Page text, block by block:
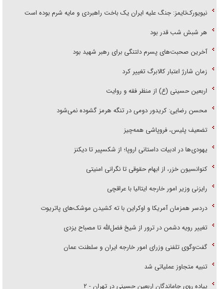
نیویورک‌تایمز: جنگ علیه ایران یک باخت راهبردی و مایه شرم بوده است
هر شبش شب قدر بود
آخرین صحبت‌های پسرم دلتنگی برای رهبر شهید بود
زمان شارژ اعتبار کالابرگ تغییر کرد
اربعین حسینی (ع) از منظر فقه و روایت
محسن رضایی: کریدور دومی در تنگه هرمز گشوده نمی‌شود
تضعیف پلیس، فروپاشی همه‌چیز
یهودی‌ها در ادبیات داستانی اروپا؛ از شکسپیر تا دیکنز
کنوانسیون خزر، از ابهام حقوقی تا نگرانی امنیتی
رایزنی وزیر امور خارجه ایتالیا با عراقچی
دردسر همزمان آمریکا و اوکراین با ته کشیدن موشک‌های پاتریوت
تغییر رویه دشمن در ترور از شیخ فضل‌الله تا مصباح یزدی
گفت‌وگوی تلفنی وزرای امور خارجه ایران و سلطنت عمان
تنبیه متجاوز عملیاتی شد
پیاده روی جاماندگان اربعین حسینی در تهران - ۲